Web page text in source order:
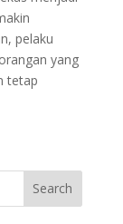
pelaku
yang
tetap
Search